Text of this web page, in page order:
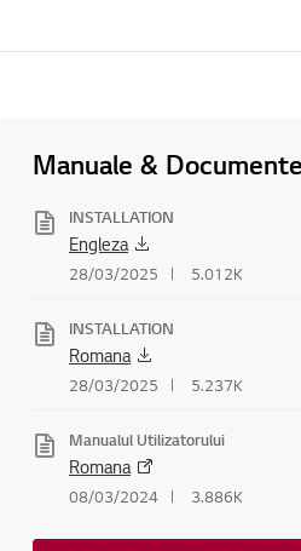
Manuale & Documente
INSTALLATION
Engleza
28/03/2025 5.012K
INSTALLATION
Romana
28/03/2025 5.237K
Manualul Utilizatorului
Romana
08/03/2024 3.886K